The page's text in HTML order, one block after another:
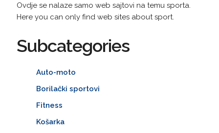
Ovdje se nalaze samo web sajtovi na temu sporta.
Here you can only find web sites about sport.
Subcategories
Auto-moto
Borilački sportovi
Fitness
Košarka